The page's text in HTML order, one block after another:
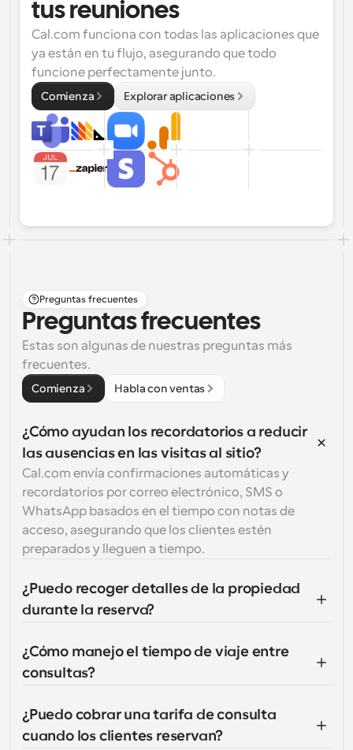
tus reuniones
Cal.com funciona con todas las aplicaciones que
ya están en tu flujo, asegurando que todo
funcione perfectamente junto.
Comienza Explorar aplicaciones
Preguntas frecuentes
Preguntas frecuentes
Estas son algunas de nuestras preguntas más
frecuentes.
Comienza Habla con ventas
¿Cómo ayudan los recordatorios a reducir
las ausencias en las visitas al sitio?
Cal.com envía confirmaciones automáticas y
recordatorios por correo electrónico, SMS o
WhatsApp basados en el tiempo con notas de
acceso, asegurando que los clientes estén
preparados y lleguen a tiempo.
¿Puedo recoger detalles de la propiedad
durante la reserva?
¿Cómo manejo el tiempo de viaje entre
consultas?
¿Puedo cobrar una tarifa de consulta
cuando los clientes reservan?